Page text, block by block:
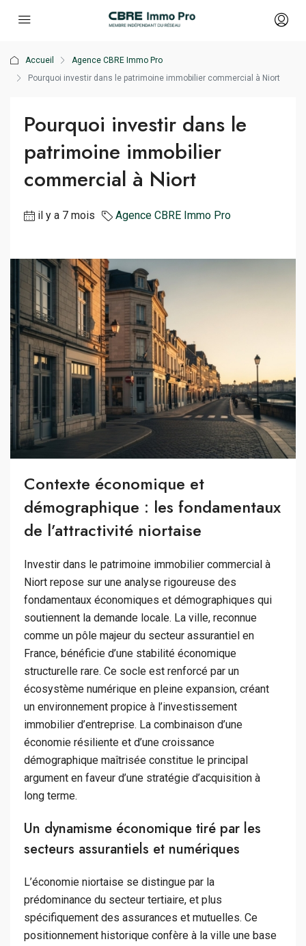
Accueil
Agence CBRE Immo Pro
Pourquoi investir dans le patrimoine immobilier commercial à Niort
Pourquoi investir dans le
patrimoine immobilier
commercial à Niort
il y a 7 mois Agence CBRE Immo Pro
Contexte économique et
démographique : les fondamentaux
de l’attractivité niortaise
Investir dans le patrimoine immobilier commercial à
Niort repose sur une analyse rigoureuse des
fondamentaux économiques et démographiques qui
soutiennent la demande locale. La ville, reconnue
comme un pôle majeur du secteur assurantiel en
France, bénéficie d’une stabilité économique
structurelle rare. Ce socle est renforcé par un
écosystème numérique en pleine expansion, créant
un environnement propice à l’investissement
immobilier d’entreprise. La combinaison d’une
économie résiliente et d’une croissance
démographique maîtrisée constitue le principal
argument en faveur d’une stratégie d’acquisition à
long terme.
Un dynamisme économique tiré par les
secteurs assurantiels et numériques
L’économie niortaise se distingue par la
prédominance du secteur tertiaire, et plus
spécifiquement des assurances et mutuelles. Ce
positionnement historique confère à la ville une base